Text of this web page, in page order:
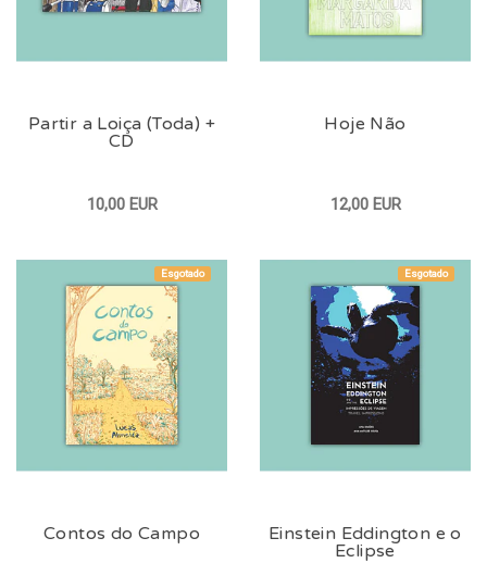
Partir a Loiça (Toda) +
CD
10,00 EUR
Hoje Não
12,00 EUR
Esgotado
Contos do Campo
Esgotado
Einstein Eddington e o
Eclipse